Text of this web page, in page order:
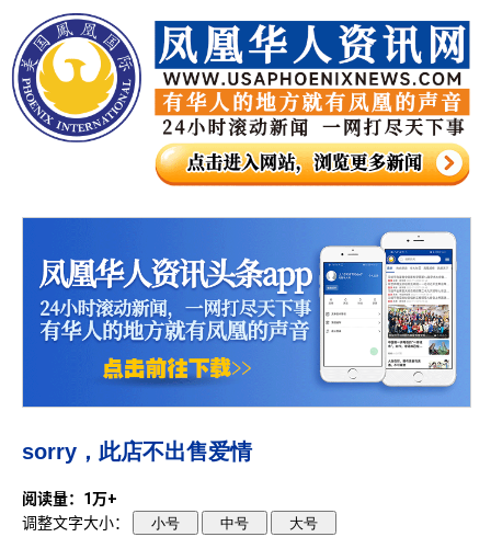
sorry，此店不出售爱情
阅读量：1万+
调整文字大小：
小号 中号 大号